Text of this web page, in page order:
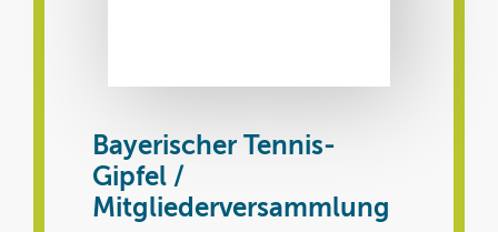
Bayerischer Tennis-
Gipfel /
Mitgliederversammlung